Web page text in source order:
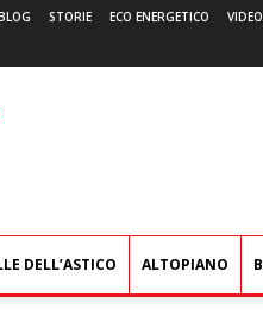
STORIE ECO ENERGETICO
DELL’ASTICO ALTOPIANO